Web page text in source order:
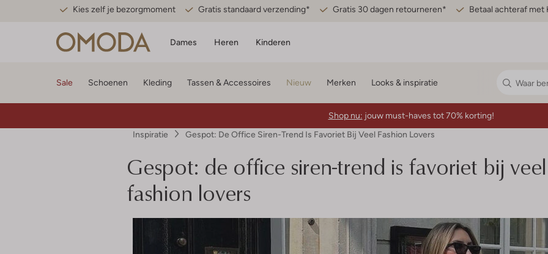
Kies zelf je bezorgmoment Gratis standaard verzending* Gratis 30 dagen retourneren* Betaal achteraf met
Dames Heren Kinderen
Sale Schoenen Kleding Tassen & Accessoires Nieuw Merken Looks & inspiratie
Shop nu: jouw must-haves tot 70% korting!
Inspiratie
Gespot: De Office Siren-Trend Is Favoriet Bij Veel Fashion Lovers
Gespot: de office siren-trend is favoriet bij veel
fashion lovers